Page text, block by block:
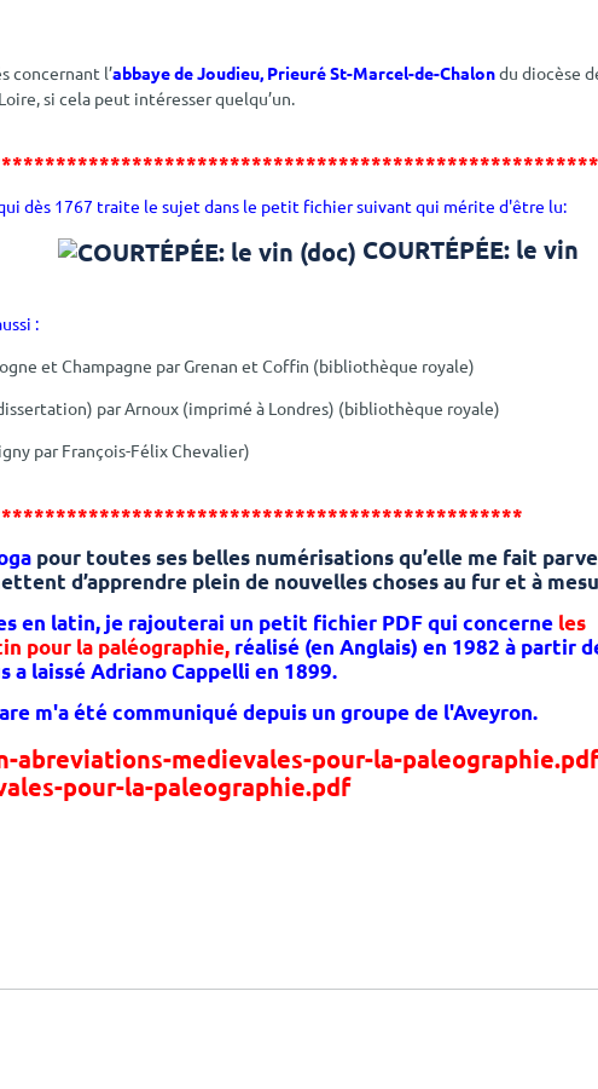
concernant l’abbaye de Joudieu, Prieuré St-Marcel-de-Chalondu diocèse
si cela peut intéresser quelqu’un.
dès 1767 traite le sujet dans le petit fichier suivant qui mérite d'être lu:
COURTÉPÉE: le vin
:
Champagne par Grenan et Coffin (bibliothèque royale)
par Arnoux (imprimé à Londres) (bibliothèque royale)
François-Félix Chevalier)
pour toutes ses belles numérisations qu’elle me fait
d’apprendre plein de nouvelles choses au fur et à
en latin, je rajouterai un petit fichier PDF qui concerne les
pour la paléographie, réalisé (en Anglais) en 1982 à partir
a laissé Adriano Cappelli en 1899.
m'a été communiqué depuis un groupe de l'Aveyron.
pour-la-paleographie.pdf